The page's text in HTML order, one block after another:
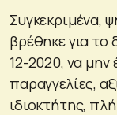
Συγκεκριμένα,
βρέθηκε για το
12-2020, να μην
παραγγελίες,
ιδιοκτήτης,